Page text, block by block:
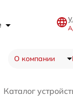
О компании
Каталог